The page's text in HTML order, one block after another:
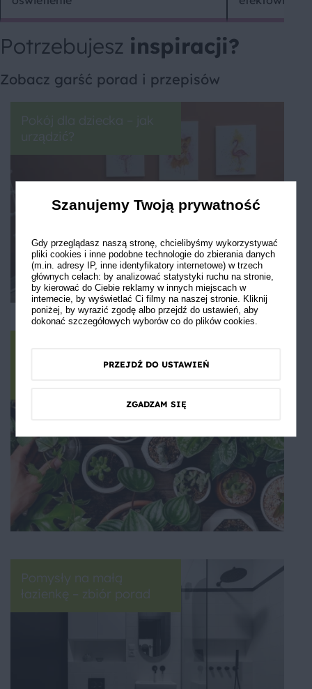
Potrzebujesz inspiracji?
Zobacz garść porad i przepisów
Pokój dla dziecka – jak
urządzić?
wszystko, co musisz
Pomysły na małą
łazienkę – zbiór porad
Szanujemy Twoją prywatność
Gdy przeglądasz naszą stronę, chcielibyśmy wykorzystywać
pliki cookies i inne podobne technologie do zbierania danych
(m.in. adresy IP, inne identyfikatory internetowe) w trzech
głównych celach: by analizować statystyki ruchu na stronie,
by kierować do Ciebie reklamy w innych miejscach w
internecie, by wyświetlać Ci filmy na naszej stronie. Kliknij
poniżej, by wyrazić zgodę albo przejdź do ustawień, aby
dokonać szczegółowych wyborów co do plików cookies.
PRZEJDŹ DO USTAWIEŃ
ZGADZAM SIĘ